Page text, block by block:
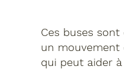
Ces buses
un mouvement
qui peut aider